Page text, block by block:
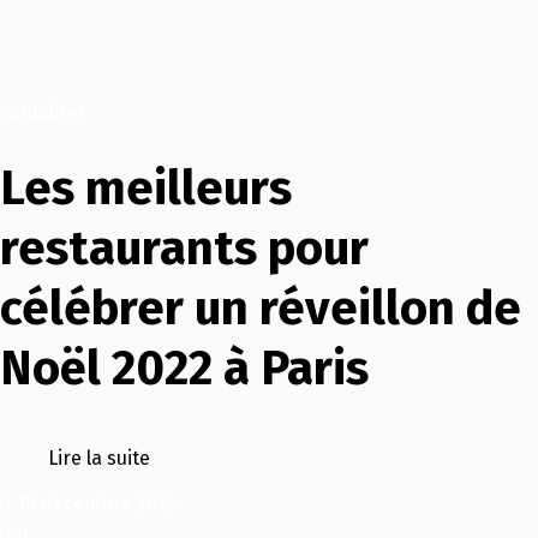
Les meilleurs
restaurants pour
célébrer un réveillon de
Noël 2022 à Paris
Lire la suite